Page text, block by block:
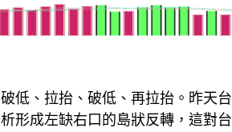
低、拉抬、破低、再拉抬。昨天
形成左缺右口的島狀反轉，這對